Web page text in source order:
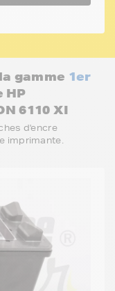
gamme 1er
HP
6110 XI
d'encre
imprimante.